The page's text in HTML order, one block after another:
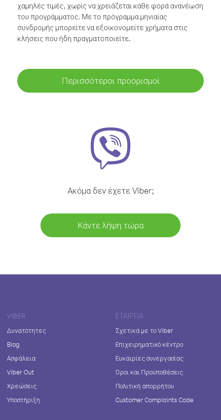
χαμηλές τιμές, χωρίς να χρειάζεται κάθε φορά ανανέωση
του προγράμματος. Με το πρόγραμμα μηνιαίας
συνδρομής μπορείτε να εξοικονομείτε χρήματα στις
κλήσεις που ήδη πραγματοποιείτε.
Περισσότεροι προορισμοί
Ακόμα δεν έχετε Viber;
Κάντε λήψη τώρα
VIBER
Δυνατότητες
Blog
Ασφάλεια
Viber Out
Χρεώσεις
Υποστήριξη
ΕΤΑΙΡΕΊΑ
Σχετικά με το Viber
Επιχειρηματικό κέντρο
Ευκαιρίες συνεργασίας
Όροι και Προϋποθέσεις
Πολιτική απορρήτου
Customer Complaints Code